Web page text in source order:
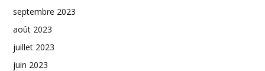
septembre 2023
août 2023
juillet 2023
juin 2023